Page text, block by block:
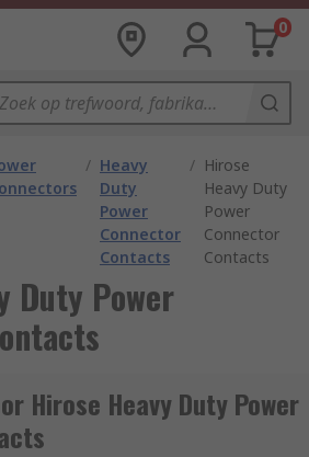
0
/ Heavy
Duty
Power
Connector
Contacts
/ Hirose
Heavy Duty
Power
Connector
Contacts
Duty Power
Hirose Heavy Duty Power